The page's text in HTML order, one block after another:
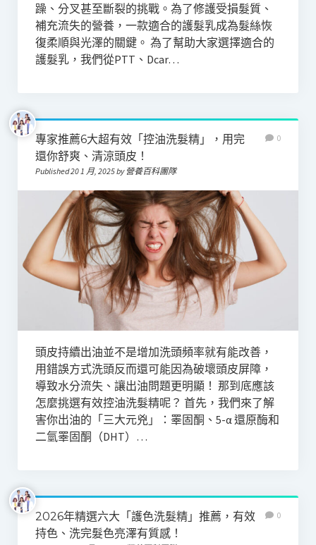
躁、分叉甚至斷裂的挑戰。為了修護受損髮質、
補充流失的營養，一款適合的護髮乳成為髮絲恢
復柔順與光澤的關鍵。 為了幫助大家選擇適合的
護髮乳，我們從PTT、Dcar…
專家推薦6大超有效「控油洗髮精」，用完
還你舒爽、清涼頭皮！
Published 20 1 月, 2025 by 營養百科團隊
0
頭皮持續出油並不是增加洗頭頻率就有能改善，
用錯誤方式洗頭反而還可能因為破壞頭皮屏障，
導致水分流失、讓出油問題更明顯！ 那到底應該
怎麼挑選有效控油洗髮精呢？ 首先，我們來了解
害你出油的「三大元兇」：睪固酮、5-α 還原酶和
二氫睪固酮（DHT）…
2026年精選六大「護色洗髮精」推薦，有效
持色、洗完髮色亮澤有質感！
0